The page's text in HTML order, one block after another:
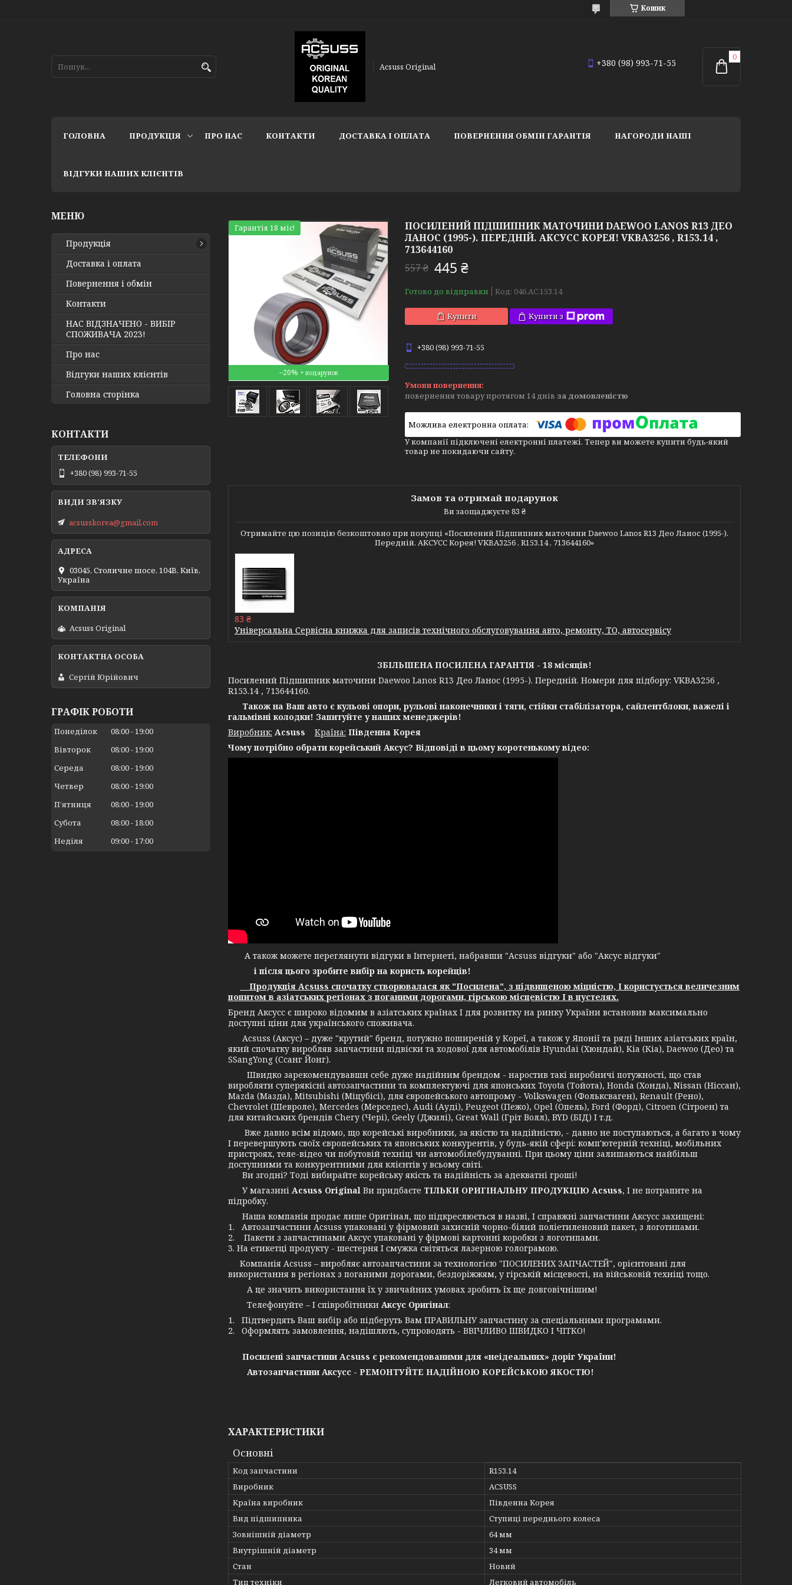
Кошик
Acsuss Original +380 (98) 993-71-55
ГОЛОВНА ПРОДУКЦІЯ ПРО НАС КОНТАКТИ ДОСТАВКА І ОПЛАТА ПОВЕРНЕННЯ ОБМІН ГАРАНТІЯ НАГОРОДИ НАШІ
ВІДГУКИ НАШИХ КЛІЄНТІВ
–20%
Гарантія 18 міс!
ПОСИЛЕНИЙ ПІДШИПНИК МАТОЧИНИ DAEWOO LANOS R13 ДЕО
ЛАНОС (1995-). ПЕРЕДНІЙ. АКСУСС КОРЕЯ! VKBA3256 , R153.14 ,
713644160
557 ₴ 445 ₴
Готово до відправки Код: 046.AC.153.14
Купити Купити з
+380 (98) 993-71-55
повернення товару протягом 14 днів за домовленістю
У компанії підключені електронні платежі. Тепер ви можете купити будь-який
товар не покидаючи сайту.
Замов та отримай подарунок
Ви заощаджуєте 83 ₴
Отримайте цю позицію безкоштовно при покупці «Посилений Підшипник маточини Daewoo Lanos R13 Део Ланос (1995-).
Передній. АКСУСС Корея! VKBA3256 , R153.14 , 713644160»
83 ₴
Універсальна Сервісна книжка для записів технічного обслуговування авто, ремонту, ТО, автосервісу
ЗБІЛЬШЕНА ПОСИЛЕНА ГАРАНТІЯ - 18 місяців!
Посилений Підшипник маточини Daewoo Lanos R13 Део Ланос (1995-). Передній. Номери для підбору: VKBA3256 ,
R153.14 , 713644160.
Також на Ваш авто є кульові опори, рульові наконечники і тяги, стійки стабілізатора, сайлентблоки,важелі і
гальмівні колодки! Запитуйте у наших менеджерів!
Виробник: Acsuss Крaїна: Південна Корея
Чому потрібно обрати корейський Аксус? Відповіді в цьому коротенькому відео:
А також можете переглянути відгуки в Інтернеті, набравши "Acsuss відгуки" або "Аксус відгуки"
і після цього зробите вибір на користь корейців!
Продукція Acsuss спочатку створювалася як "Посилена", з підвищеною міцністю, І користується величезним
попитом в азіатських регіонах з поганими дорогами, гірською місцевістю І в пустелях.
Бренд Аксусс є широко відомим в азіатських країнах І для розвитку на ринку України встановив максимально
доступні ціни для українського споживача.
Acsuss (Аксус) – дуже "крутий" бренд, потужно поширеній у Кореї, а також у Японії та ряді Інших азіатських країн,
який спочатку виробляв запчастини підвіски та ходової для автомобілів Hyundai (Хюндай), Kia (Кіа), Daewoo (Део) та
SSangYong (Ссанг Йонг).
Швидко зарекомендувавши себе дуже надійним брендом - наростив такі виробничі потужності, що став
виробляти суперякісні автозапчастини та комплектуючі для японських Toyota (Тойота), Honda (Хонда), Nissan (Ніссан),
Mazda (Мазда), Mitsubishi (Міцубісі), для європейського автопрому - Volkswagen (Фольксваген), Renault (Рено),
Chevrolet (Шевроле), Mercedes (Мерседес), Audi (Ауді), Peugeot (Пежо), Opel (Опель), Ford (Форд), Citroen (Сітроен) та
для китайських брендів Chery (Чері), Geely (Джилі), Great Wall (Гріт Волл), BYD (БІД) І т.д.
Вже давно всім відомо, що корейські виробники, за якістю та надійністю, - давно не поступаються, а багато в чому
І перевершують своїх європейських та японських конкурентів, у будь-якій сфері: комп'ютерній техніці, мобільних
пристроях, теле-відео чи побутовій техніці чи автомобілебудуванні. При цьому ціни залишаються найбільш
доступними та конкурентними для клієнтів у всьому світі.
Ви згодні? Тоді вибирайте корейську якість та надійність за адекватні гроші!
У магазині Acsuss Original Ви придбаєте ТІЛЬКИ ОРИГІНАЛЬНУ ПРОДУКЦІЮ Acsuss, І не потрапите на
підробку.
Наша компанія продає лише Оригінал, що підкреслюється в назві, І справжні запчастини Аксусс захищені:
1. Автозапчастини Acsuss упаковані у фірмовий захисній чорно-білий поліетиленовий пакет, з логотипами.
2. Пакети з запчастинами Аксус упаковані у фірмові картонні коробки з логотипами.
3. На етикетці продукту - шестерня І смужка світяться лазерною голограмою.
Компанія Acsuss – виробляє автозапчастини за технологією "ПОСИЛЕНИХ ЗАПЧАСТЕЙ", орієнтовані для
використання в регіонах з поганими дорогами, бездоріжжям, у гірській місцевості, на військовій техніці тощо.
А це значить використання їх у звичайних умовах зробить їх ще довговічнішим!
Телефонуйте – І співробітники Аксус Оригінал:
1. Підтвердять Ваш вибір або підберуть Вам ПРАВИЛЬНУ запчастину за спеціальними програмами.
2. Оформлять замовлення, надішлють, супроводять - ВВІЧЛИВО ШВИДКО І ЧІТКО!
Посилені запчастини Acsuss є рекомендованими для «неідеальних» доріг України!
Автозапчастини Аксусс - РЕМОНТУЙТЕ НАДІЙНОЮ КОРЕЙСЬКОЮ ЯКОСТЮ!
ХАРАКТЕРИСТИКИ
Основні
Код запчастини
R153.14
Виробник
ACSUSS
Країна виробник
Південна Корея
Вид підшипника
Ступиці переднього колеса
Зовнішній діаметр
64 мм
Внутрішній діаметр
34 мм
Стан
Новий
Тип техніки
Легковий автомобіль
Продукція
Доставка і оплата
Повернення і обмін
Контакти
НАС ВІДЗНАЧЕНО - ВИБІР
СПОЖИВАЧА 2023!
Про нас
Відгуки наших клієнтів
Головна сторінка
КОНТАКТИ
+380 (98) 993-71-55
acsusskorea@gmail.com
03045, Столичне шосе, 104B, Київ,
Україна
Acsuss Original
Сергій Юрійович
ГРАФІК РОБОТИ
Понеділок 08:00 19:00
Вівторок
08:00 19:00
Середа
08:00 19:00
Четвер
08:00 19:00
Пʼятниця
08:00 19:00
Субота
08:00 18:00
Неділя
09:00 17:00